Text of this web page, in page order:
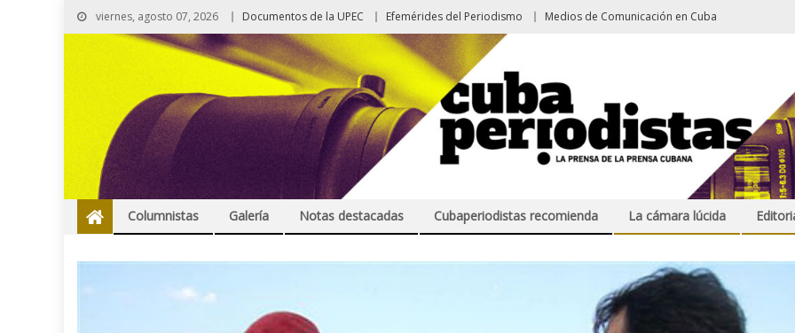
viernes, agosto 07, 2026 Documentos de la UPEC Efemérides del Periodismo Medios de Comunicación en Cuba
Columnistas Galería Notas destacadas Cubaperiodistas recomienda La cámara lúcida